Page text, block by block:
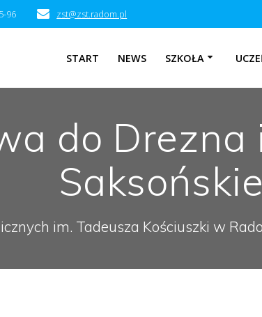
96 zst@zst.radom.pl
START NEWS SZKOŁA
do Drezna
im. Tadeusza Kościuszki w